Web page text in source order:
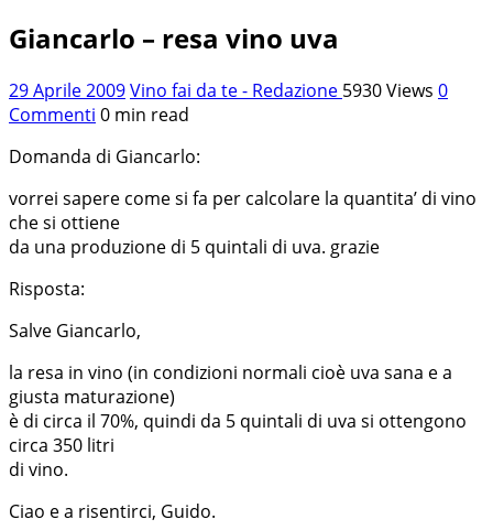
Giancarlo – resa vino uva
29 Aprile 2009Vino fai da te - Redazione 5930 Views 0
Commenti 0 min read
Domanda di Giancarlo:
vorrei sapere come si fa per calcolare la quantita’ di vino
che si ottiene
da una produzione di 5 quintali di uva. grazie
Risposta:
Salve Giancarlo,
la resa in vino (in condizioni normali cioè uva sana e a
giusta maturazione)
è di circa il 70%, quindi da 5 quintali di uva si ottengono
circa 350 litri
di vino.
Ciao e a risentirci, Guido.